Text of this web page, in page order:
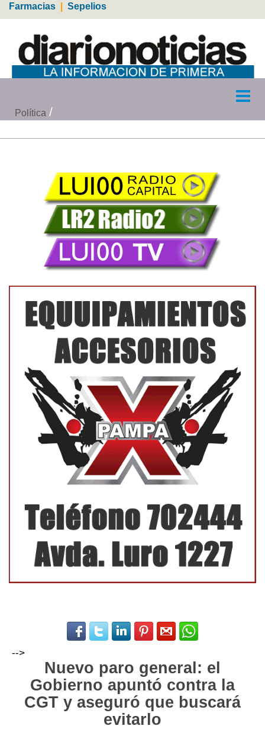
Farmacias Sepelios
Política
-->
Nuevo paro general: el
Gobierno apuntó contra la
CGT y aseguró que buscará
evitarlo